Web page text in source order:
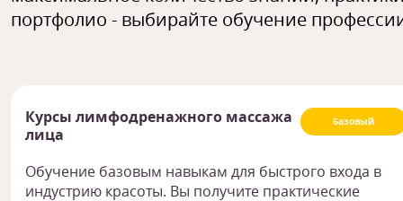
портфолио - выбирайте обучение
Базовый
Курсы лимфодренажного массажа
лица
Обучение базовым навыкам для быстрого входа в
индустрию красоты. Вы получите практические